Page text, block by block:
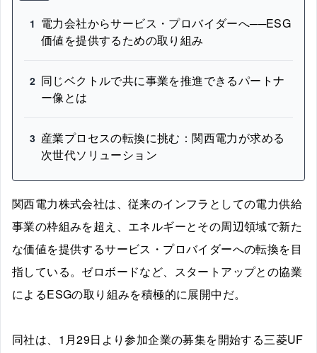
1 電力会社からサービス・プロバイダーへ──ESG
価値を提供するための取り組み
2 同じベクトルで共に事業を推進できるパートナ
ー像とは
3 産業プロセスの転換に挑む：関西電力が求める
次世代ソリューション
関西電力株式会社は、従来のインフラとしての電力供給
事業の枠組みを超え、エネルギーとその周辺領域で新た
な価値を提供するサービス・プロバイダーへの転換を目
指している。ゼロボードなど、スタートアップとの協業
によるESGの取り組みを積極的に展開中だ。
同社は、1月29日より参加企業の募集を開始する三菱UF